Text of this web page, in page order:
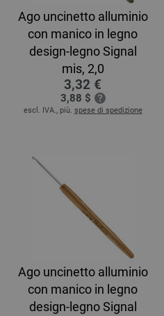
Ago uncinetto alluminio
con manico in legno
design-legno Signal
mis, 2,0
3,32 €
3,88 $
escl. IVA., più. spese di spedizione
Ago uncinetto alluminio
con manico in legno
design-legno Signal